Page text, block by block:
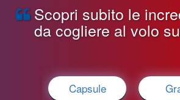
Scopri subito le
da cogliere al volo
Capsule